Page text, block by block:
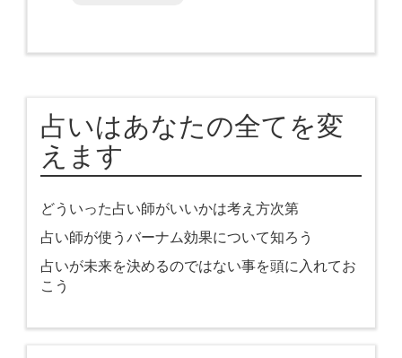
占いはあなたの全てを変
えます
どういった占い師がいいかは考え方次第
占い師が使うバーナム効果について知ろう
占いが未来を決めるのではない事を頭に入れてお
こう